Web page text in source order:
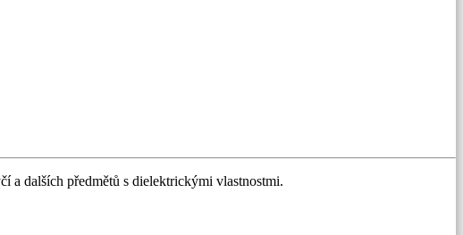
a dalších předmětů s dielektrickými vlastnostmi.